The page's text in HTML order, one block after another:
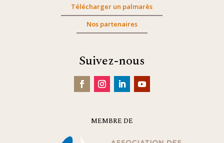
Télécharger un palmarès
Nos partenaires
Suivez-nous
MEMBRE DE